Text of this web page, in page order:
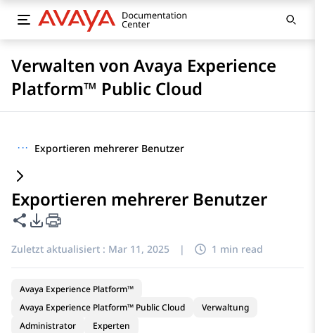
Verwalten von Avaya Experience
Platform™ Public Cloud
··· Exportieren mehrerer Benutzer
Exportieren mehrerer Benutzer
Diese Seite teilen
PDF-Exportoptionen
Zuletzt aktualisiert : Mar 11, 2025 | 1 min read
Avaya Experience Platform™
Avaya Experience Platform™ Public Cloud
Verwaltung
Administrator
Experten